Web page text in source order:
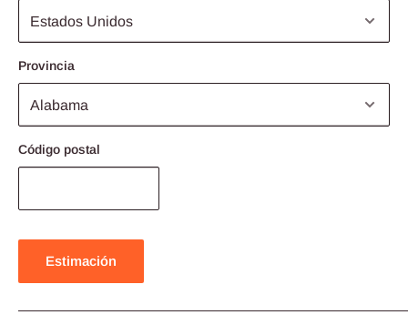
Provincia
Código postal
Estimación